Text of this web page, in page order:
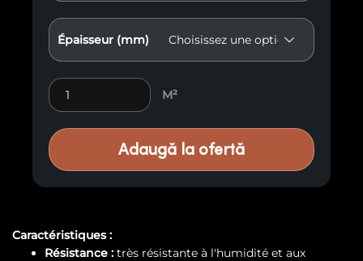
Épaisseur (mm)
Mandioqueia bois exotique E84 quantity
M²
Adaugă la ofertă
Caractéristiques :
Résistance : très résistante à l'humidité et aux